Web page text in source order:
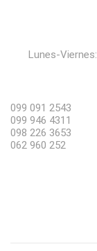
Lunes-
099 091 2543
099 946 4311
098 226 3653
062 960 252